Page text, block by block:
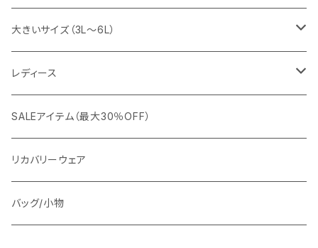
snow peak
G-stage
TETEHOMME
TAION
シューズ
フォーマル
Tシャツ/ポロシャツ
ニット
スラックス
ジャケット
カジュアルジャケット
ビジネスジャケット
ブルゾン
コート
マウンテンパーカー/アウトドア
ダウン / 中綿アウター
大きいサイズ（3L～6L）
ビジネス
セットアップ
ワイシャツ
カジュアル
ニット/Tシャツ/カットソー
スウェット/パーカー
アウター
レディース
アウター
トップス（ブラウス/カットソー）
ジャケット
SALEアイテム（最大30％OFF）
リカバリーウェア
バッグ/小物